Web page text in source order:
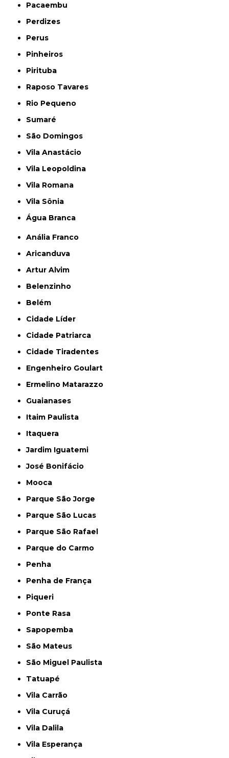
Pacaembu
Perdizes
Perus
Pinheiros
Pirituba
Raposo Tavares
Rio Pequeno
Sumaré
São Domingos
Vila Anastácio
Vila Leopoldina
Vila Romana
Vila Sônia
Água Branca
Anália Franco
Aricanduva
Artur Alvim
Belenzinho
Belém
Cidade Líder
Cidade Patriarca
Cidade Tiradentes
Engenheiro Goulart
Ermelino Matarazzo
Guaianases
Itaim Paulista
Itaquera
Jardim Iguatemi
José Bonifácio
Mooca
Parque São Jorge
Parque São Lucas
Parque São Rafael
Parque do Carmo
Penha
Penha de França
Piqueri
Ponte Rasa
Sapopemba
São Mateus
São Miguel Paulista
Tatuapé
Vila Carrão
Vila Curuçá
Vila Dalila
Vila Esperança